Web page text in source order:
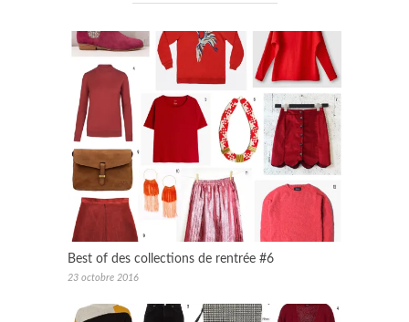
Best of des collections de rentrée #6
23 octobre 2016